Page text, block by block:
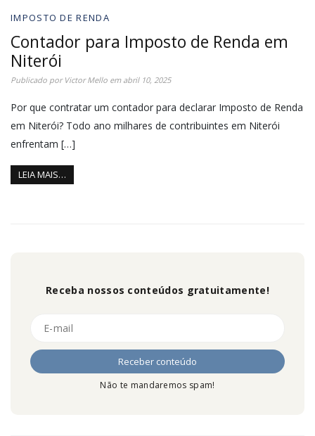
IMPOSTO DE RENDA
Contador para Imposto de Renda em
Niterói
Publicado por Victor Mello em abril 10, 2025
Por que contratar um contador para declarar Imposto de Renda
em Niterói? Todo ano milhares de contribuintes em Niterói
enfrentam […]
LEIA MAIS…
Receba nossos conteúdos gratuitamente!
Não te mandaremos spam!